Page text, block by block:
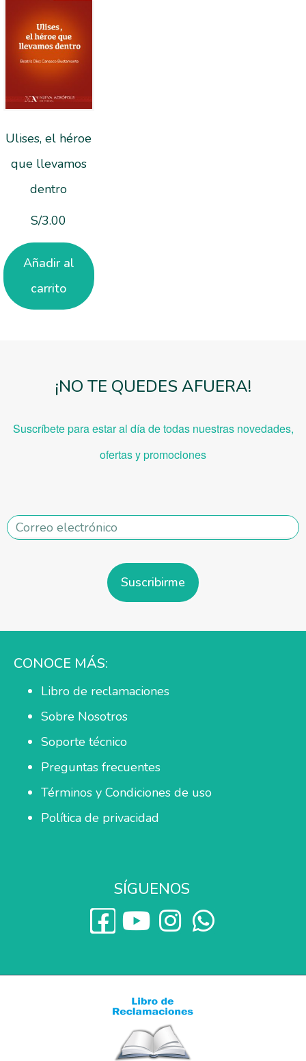
Ulises, el héroe
que llevamos
dentro
S/3.00
Añadir al
carrito
¡NO TE QUEDES AFUERA!
Suscríbete para estar al día de todas nuestras novedades,
ofertas y promociones
Suscribirme
CONOCE MÁS:
Libro de reclamaciones
Sobre Nosotros
Soporte técnico
Preguntas frecuentes
Términos y Condiciones de uso
Política de privacidad
SÍGUENOS